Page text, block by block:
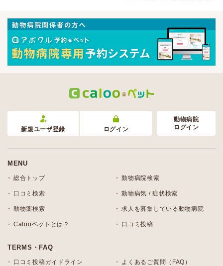
新規ユーザ登録 ログイン
動物病院
ログイン
MENU
総合トップ 動物病院検索
口コミ検索 動物病気 / 症状検索
動物薬検索 求人を募集している動物病院
Calooペットとは？ 口コミ投稿
TERMS・FAQ
口コミ投稿ガイドライン よくあるご質問（FAQ）